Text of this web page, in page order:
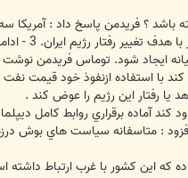
ايجاد شود. توماس فريدمن
استفاده ازنفوذ خود قيمت نفت
يا رفتار اين رژيم را عوض کند .
کند آماده برقراري روابط کامل
افزود : متاسفانه سياست هاي بوش
که اين کشور با غرب ارتباط داشته